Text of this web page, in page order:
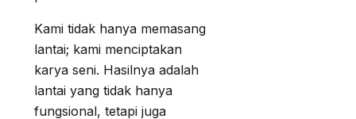
Kami tidak hanya memasang
lantai; kami menciptakan
karya seni. Hasilnya adalah
lantai yang tidak hanya
fungsional, tetapi juga